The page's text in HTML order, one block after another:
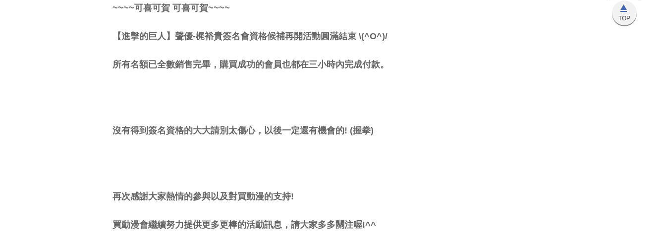
TOP
~~~~可喜可賀 可喜可賀~~~~
【進擊的巨人】聲優-梶裕貴簽名會資格候補再開活動圓滿結束 \(^O^)/
所有名額已全數銷售完畢，購買成功的會員也都在三小時內完成付款。
沒有得到簽名資格的大大請別太傷心，以後一定還有機會的! (握拳)
再次感謝大家熱情的參與以及對買動漫的支持!
買動漫會繼續努力提供更多更棒的活動訊息，請大家多多關注喔!^^